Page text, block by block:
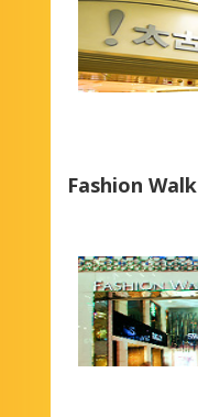
Fashion Walk